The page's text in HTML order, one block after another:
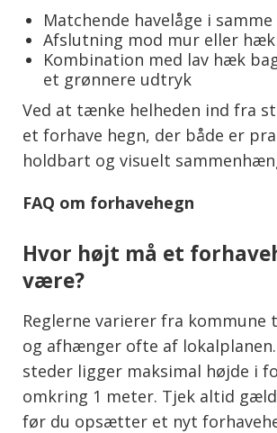
Matchende havelåge i
Afslutning mod mur eller hæk
Kombination med lav hæk
et grønnere udtryk
Ved at tænke helheden ind fra
et forhave hegn, der både er
holdbart og visuelt
FAQ om forhavehegn
Hvor højt må et
være?
Reglerne varierer fra kommune
og afhænger ofte af
steder ligger maksimal højde i
omkring 1 meter. Tjek altid
før du opsætter et nyt